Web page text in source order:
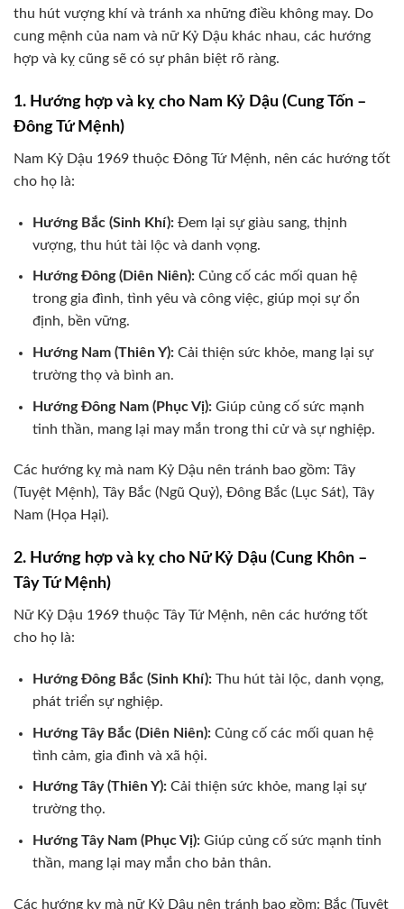
thu hút vượng khí và tránh xa những điều không may. Do
cung mệnh của nam và nữ Kỷ Dậu khác nhau, các hướng
hợp và kỵ cũng sẽ có sự phân biệt rõ ràng.
1. Hướng hợp và kỵ cho Nam Kỷ Dậu (Cung Tốn –
Đông Tứ Mệnh)
Nam Kỷ Dậu 1969 thuộc Đông Tứ Mệnh, nên các hướng tốt
cho họ là:
Hướng Bắc (Sinh Khí):Đem lại sự giàu sang, thịnh
vượng, thu hút tài lộc và danh vọng.
Hướng Đông (Diên Niên):Củng cố các mối quan hệ
trong gia đình, tình yêu và công việc, giúp mọi sự ổn
định, bền vững.
Hướng Nam (Thiên Y):Cải thiện sức khỏe, mang lại sự
trường thọ và bình an.
Hướng Đông Nam (Phục Vị):Giúp củng cố sức mạnh
tinh thần, mang lại may mắn trong thi cử và sự nghiệp.
Các hướng kỵ mà nam Kỷ Dậu nên tránh bao gồm: Tây
(Tuyệt Mệnh), Tây Bắc (Ngũ Quỷ), Đông Bắc (Lục Sát), Tây
Nam (Họa Hại).
2. Hướng hợp và kỵ cho Nữ Kỷ Dậu (Cung Khôn –
Tây Tứ Mệnh)
Nữ Kỷ Dậu 1969 thuộc Tây Tứ Mệnh, nên các hướng tốt
cho họ là:
Hướng Đông Bắc (Sinh Khí):Thu hút tài lộc, danh vọng,
phát triển sự nghiệp.
Hướng Tây Bắc (Diên Niên):Củng cố các mối quan hệ
tình cảm, gia đình và xã hội.
Hướng Tây (Thiên Y):Cải thiện sức khỏe, mang lại sự
trường thọ.
Hướng Tây Nam (Phục Vị):Giúp củng cố sức mạnh tinh
thần, mang lại may mắn cho bản thân.
Các hướng kỵ mà nữ Kỷ Dậu nên tránh bao gồm: Bắc (Tuyệt